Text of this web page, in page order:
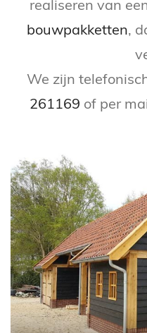
realiseren van
bouwpakketten,
We zijn
261169 of per